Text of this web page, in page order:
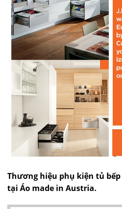
Thương hiệu phụ kiện tủ
tại Áo made in Austria.